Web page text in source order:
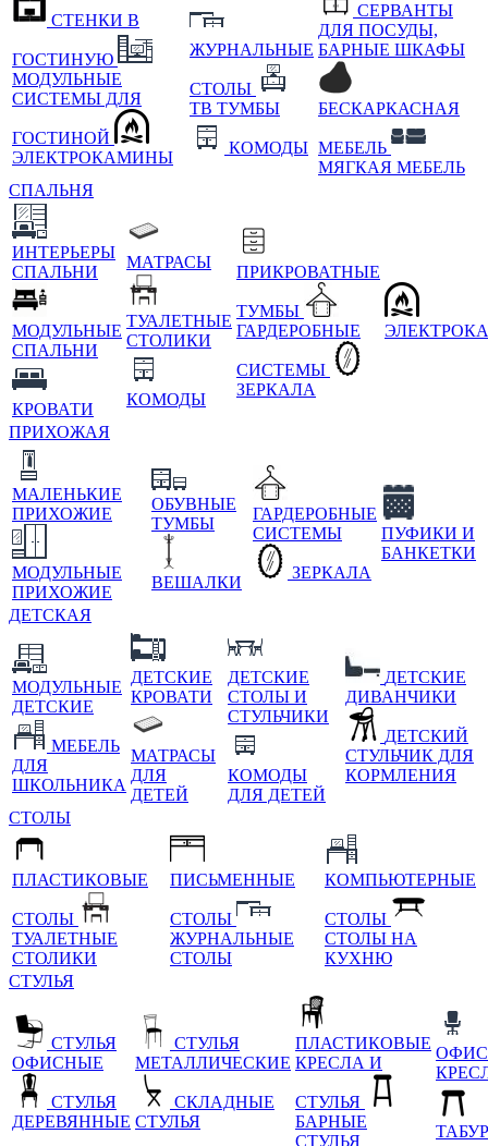
СТЕНКИ В
ГОСТИНУЮ
МОДУЛЬНЫЕ
СИСТЕМЫ ДЛЯ
ГОСТИНОЙ
ЭЛЕКТРОКАМИНЫ
ЖУРНАЛЬНЫЕ
СТОЛЫ
ТВ ТУМБЫ
КОМОДЫ
СЕРВАНТЫ
ДЛЯ ПОСУДЫ,
БАРНЫЕ ШКАФЫ
БЕСКАРКАСНАЯ
МЕБЕЛЬ
МЯГКАЯ МЕБЕЛЬ
СПАЛЬНЯ
ИНТЕРЬЕРЫ
СПАЛЬНИ
МОДУЛЬНЫЕ
СПАЛЬНИ
КРОВАТИ
МАТРАСЫ
ТУАЛЕТНЫЕ
СТОЛИКИ
КОМОДЫ
ПРИКРОВАТНЫЕ
ТУМБЫ
ГАРДЕРОБНЫЕ
СИСТЕМЫ
ЗЕРКАЛА
ПРИХОЖАЯ
МАЛЕНЬКИЕ
ПРИХОЖИЕ
МОДУЛЬНЫЕ
ПРИХОЖИЕ
ОБУВНЫЕ
ТУМБЫ
ВЕШАЛКИ
ГАРДЕРОБНЫЕ
СИСТЕМЫ
ЗЕРКАЛА
ПУФИКИ И
БАНКЕТКИ
ДЕТСКАЯ
МОДУЛЬНЫЕ
ДЕТСКИЕ
МЕБЕЛЬ
ДЛЯ
ШКОЛЬНИКА
ДЕТСКИЕ
КРОВАТИ
МАТРАСЫ
ДЛЯ
ДЕТЕЙ
ДЕТСКИЕ
СТОЛЫ И
СТУЛЬЧИКИ
КОМОДЫ
ДЛЯ ДЕТЕЙ
ДЕТСКИЕ
ДИВАНЧИКИ
ДЕТСКИЙ
СТУЛЬЧИК ДЛЯ
КОРМЛЕНИЯ
СТОЛЫ
ПЛАСТИКОВЫЕ
СТОЛЫ
ТУАЛЕТНЫЕ
СТОЛИКИ
ПИСЬМЕННЫЕ
СТОЛЫ
ЖУРНАЛЬНЫЕ
СТОЛЫ
КОМПЬЮТЕРНЫЕ
СТОЛЫ
СТОЛЫ НА
КУХНЮ
СТУЛЬЯ
СТУЛЬЯ
ОФИСНЫЕ
СТУЛЬЯ
ДЕРЕВЯННЫЕ
СТУЛЬЯ
МЕТАЛЛИЧЕСКИЕ
СКЛАДНЫЕ
СТУЛЬЯ
ПЛАСТИКОВЫЕ
КРЕСЛА И
СТУЛЬЯ
БАРНЫЕ
СТУЛЬЯ